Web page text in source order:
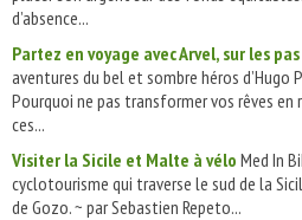
d’absence...
Partez en voyage avec Arvel, sur les
aventures du bel et sombre héros
Pourquoi ne pas transformer vos rêves
ces...
Visiter la Sicile et Malte à vélo Med In
cyclotourisme qui traverse le sud de la
de Gozo. ~ par Sebastien Repeto...